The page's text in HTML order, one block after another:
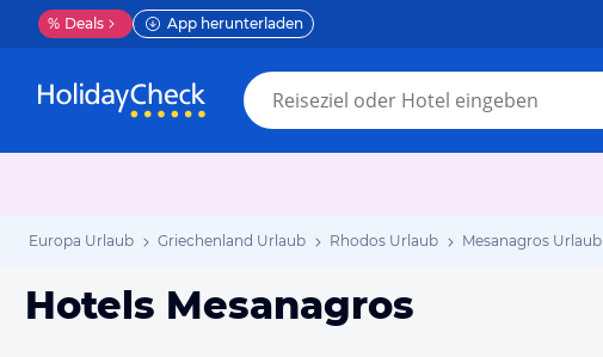
% Deals App herunterladen
Europa Urlaub Griechenland Urlaub Rhodos Urlaub Mesanagros Urlaub
Hotels Mesanagros